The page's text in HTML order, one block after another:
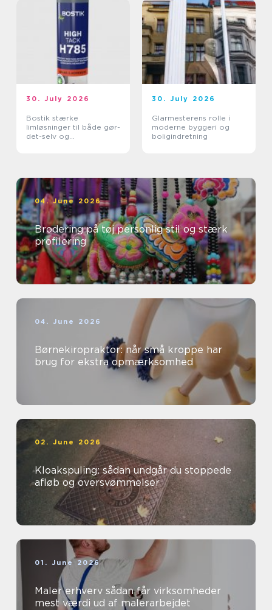
30. July 2026
Bostik stærke
limløsninger til både gør-
det-selv og
30. July 2026
Glarmesterens rolle i
moderne byggeri og
boligindretning
04. June 2026
Brodering på tøj personlig stil og stærk
profilering
04. June 2026
Børnekiropraktor: når små kroppe har
brug for ekstra opmærksomhed
02. June 2026
Kloakspuling: sådan undgår du stoppede
afløb og oversvømmelser
01. June 2026
Maler erhverv sådan får virksomheder
mest værdi ud af malerarbejdet